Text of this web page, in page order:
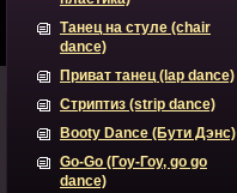
Танец на стуле (chair
dance)
Приват танец (lap dance)
Стриптиз (strip dance)
Booty Dance (Бути Дэнс)
Go-Go (Гоу-Гоу, go go
dance)